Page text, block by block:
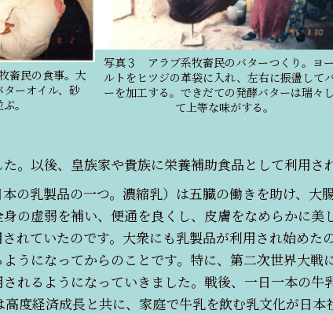
畜民の食事。大
ーオイル、砂
。
写真３ アラブ系牧畜民のバターつくり。ヨ
ルトをヒツジの革袋に入れ、左右に振盪して
ーを加工する。できだての発酵バターは瑞々
て上等な味がする。
。以後、皇族家や貴族に栄養補助食品として利用さ
本の乳製品の一つ。濃縮乳）は五臓の働きを助け、大
の虚弱を補い、便通を良くし、皮膚をなめらかに美
れていたのです。大衆にも乳製品が利用され始めた
うになってからのことです。特に、第二次世界大戦
れるようになっていきました。戦後、一日一本の牛
度経済成長と共に、家庭で牛乳を飲む乳文化が日本